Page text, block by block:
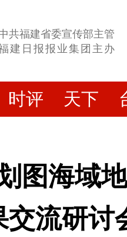
共福建省委宣传部主管
建日报报业集团主办
时评 天下
图海域
交流研讨